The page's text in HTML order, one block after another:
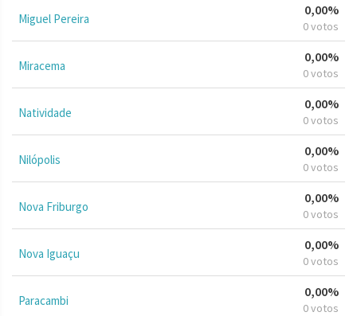
Miguel Pereira
0,00%
0 votos
Miracema
0,00%
0 votos
Natividade
0,00%
0 votos
Nilópolis
0,00%
0 votos
Nova Friburgo
0,00%
0 votos
Nova Iguaçu
0,00%
0 votos
Paracambi
0,00%
0 votos